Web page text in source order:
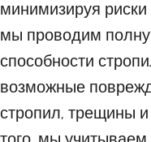
минимизируя
мы проводим
способности
возможные
стропил, трещины